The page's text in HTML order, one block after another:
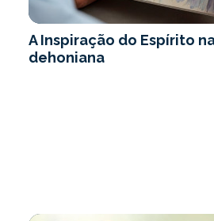
A Inspiração do Espírito
dehoniana